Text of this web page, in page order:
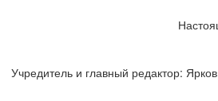
Учредитель и главный редактор: